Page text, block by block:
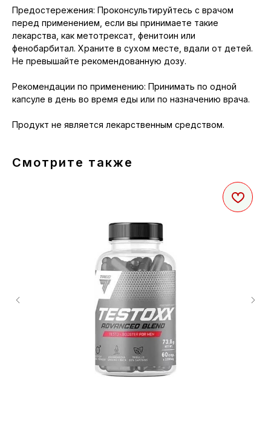
Предостережения: Проконсультируйтесь с врачом
перед применением, если вы принимаете такие
лекарства, как метотрексат, фенитоин или
фенобарбитал. Храните в сухом месте, вдали от детей.
Не превышайте рекомендованную дозу.
Рекомендации по применению: Принимать по одной
капсуле в день во время еды или по назначению врача.
Продукт не является лекарственным средством.
Смотрите также